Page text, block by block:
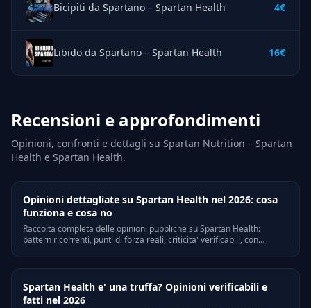
Bicipiti da Spartano – Spartan Health 4€
Libido da Spartano – Spartan Health 16€
Recensioni e approfondimenti
Opinioni, confronti e dettagli su Spartan Nutrition – Spartan
Health e Spartan Health.
Opinioni dettagliate su Spartan Health nel 2026: cosa
funziona e cosa no
Raccolta completa delle opinioni pubbliche su Spartan Health:
pattern ricorrenti, punti di forza reali, criticita' verificabili, con
Spartan Health e' una truffa? Opinioni verificabili e
fatti nel 2026